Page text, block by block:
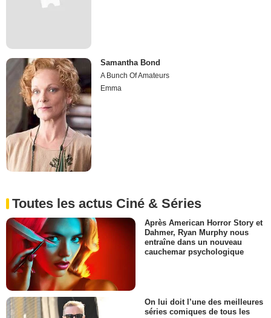
Samantha Bond
A Bunch Of Amateurs
Emma
Toutes les actus Ciné & Séries
Après American Horror Story et
Dahmer, Ryan Murphy nous
entraîne dans un nouveau
cauchemar psychologique
On lui doit l’une des meilleures
séries comiques de tous les